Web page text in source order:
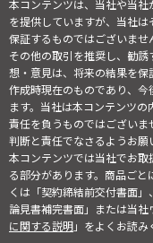
本コンテンツは、当社や当
を提供していますが、当社
保証するものではございませ
その他の取引を推奨し、勧
想・意見は、将来の結果を
作成時現在のものであり、
ます。当社は本コンテンツ
責任を負うものではござい
判断と責任でなさるようお願
本コンテンツでは当社でお
る部分があります。商品ご
くは「契約締結前交付書面
論見書補完書面」または当
に関する説明」をよくお読み